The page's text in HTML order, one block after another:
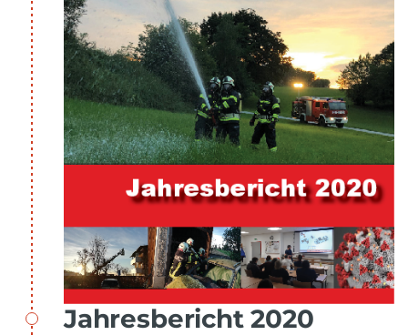
Jahresbericht 2020